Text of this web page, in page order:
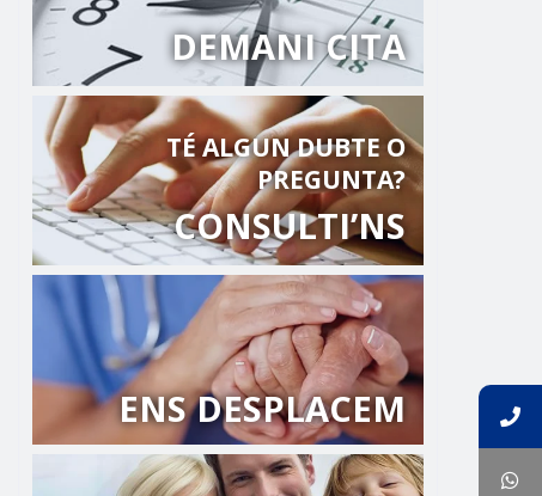
DEMANI CITA
TÉ ALGUN DUBTE O
PREGUNTA?
CONSULTI’NS
ENS DESPLACEM